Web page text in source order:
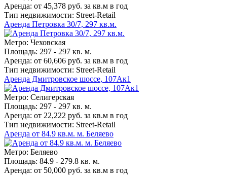
Аренда: от 45,378 руб. за кв.м в год
Тип недвижимости: Street-Retail
Аренда Петровка 30/7, 297 кв.м.
Метро: Чеховская
Площадь: 297 - 297 кв. м.
Аренда: от 60,606 руб. за кв.м в год
Тип недвижимости: Street-Retail
Аренда Дмитровское шоссе, 107Ак1
Метро: Селигерская
Площадь: 297 - 297 кв. м.
Аренда: от 22,222 руб. за кв.м в год
Тип недвижимости: Street-Retail
Аренда от 84.9 кв.м. м. Беляево
Метро: Беляево
Площадь: 84.9 - 279.8 кв. м.
Аренда: от 50,000 руб. за кв.м в год